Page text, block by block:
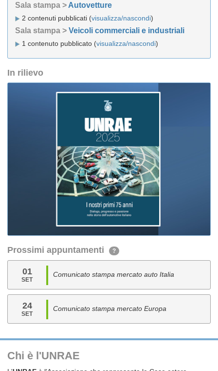
Sala stampa > Autovetture
2 contenuti pubblicati (visualizza/nascondi)
Sala stampa > Veicoli commerciali e industriali
1 contenuto pubblicato (visualizza/nascondi)
In rilievo
Prossimi appuntamenti ?
01
SET
Comunicato stampa mercato auto Italia
24
SET
Comunicato stampa mercato Europa
Chi è l'UNRAE